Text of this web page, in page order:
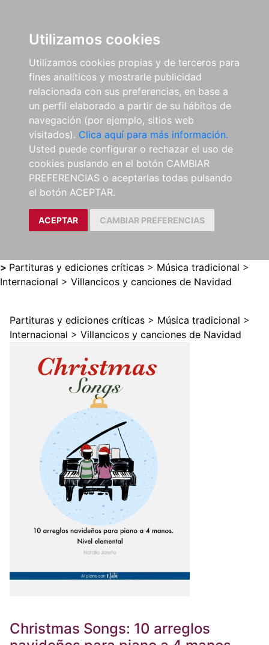
Utilizamos cookies
Utilizamos cookies propias y de terceros para
fines analíticos y mostrarle publicidad
relacionada con sus preferencias, en base a
un perfil elaborado a partir de su hábitos de
navegación (por ejemplo, sitios web
visitados). Clica aquí para más información.
Usted puede configurar o rechazar el uso de
cookies puslando en el botón CAMBIAR
PREFERENCIAS o aceptarlas todas pulsando
el botón ACEPTAR.
ACEPTAR CAMBIAR PREFERENCIAS
> Partituras y ediciones críticas > Música tradicional >
Internacional > Villancicos y canciones de Navidad
Partituras y ediciones críticas > Música tradicional >
Internacional > Villancicos y canciones de Navidad
Christmas Songs: 10 arreglos